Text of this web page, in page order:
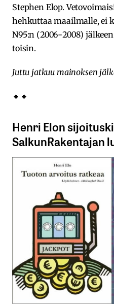
Stephen Elop.
hehkuttaa maailmalle, ei
N95:n (2006-2008)
toisin.
Juttu jatkuu mainoksen
🔸🔸
Henri Elon
SalkunRakentajan